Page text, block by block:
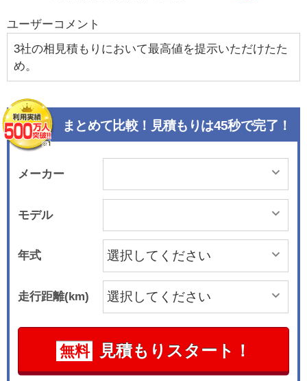
ユーザーコメント
3社の相見積もりにおいて最高値を提示いただけたた
め。
まとめて比較！見積もりは45秒で完了！
メーカー
モデル
年式
走行距離(km)
無料 見積もりスタート！